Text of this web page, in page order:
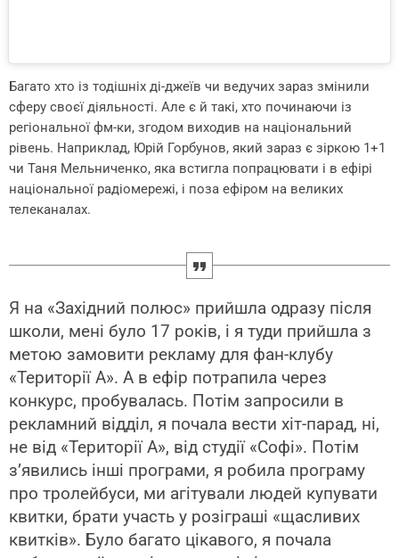
Багато хто із тодішніх ді-джеїв чи ведучих зараз змінили
сферу своєї діяльності. Але є й такі, хто починаючи із
регіональної фм-ки, згодом виходив на національний
рівень. Наприклад, Юрій Горбунов, який зараз є зіркою 1+1
чи Таня Мельниченко, яка встигла попрацювати і в ефірі
національної радіомережі, і поза ефіром на великих
телеканалах.
Я на «Західний полюс» прийшла одразу після
школи, мені було 17 років, і я туди прийшла з
метою замовити рекламу для фан-клубу
«Території А». А в ефір потрапила через
конкурс, пробувалась. Потім запросили в
рекламний відділ, я почала вести хіт-парад, ні,
не від «Території А», від студії «Софі». Потім
з’явились інші програми, я робила програму
про тролейбуси, ми агітували людей купувати
квитки, брати участь у розіграші «щасливих
квитків». Було багато цікавого, я почала